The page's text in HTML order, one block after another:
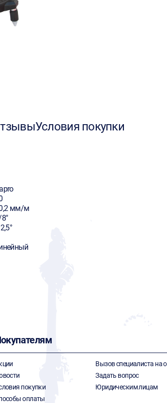
Условия покупки
мм/м
покупки
оплаты
Вызов специалиста на
Задать вопрос
Юридическим лицам